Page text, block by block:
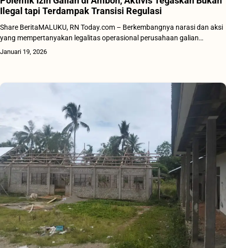
Ilegal tapi Terdampak Transisi Regulasi
Share BeritaMALUKU, RN Today.com – Berkembangnya narasi dan aksi
yang mempertanyakan legalitas operasional perusahaan galian…
Januari 19, 2026